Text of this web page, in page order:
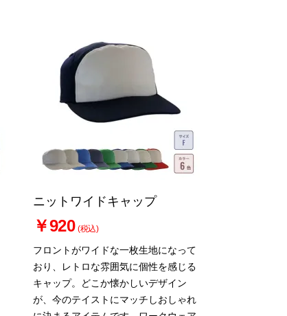
ニットワイドキャップ
￥920 (税込)
フロントがワイドな一枚生地になって
おり、レトロな雰囲気に個性を感じる
キャップ。どこか懐かしいデザイン
が、今のテイストにマッチしおしゃれ